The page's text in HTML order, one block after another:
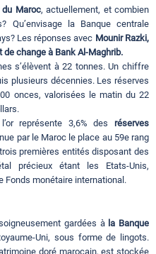
du Maroc, actuellement, et combien
Qu’envisage la Banque centrale
Les réponses avec Mounir Razki,
change à Bank Al-Maghrib.
s’élèvent à 22 tonnes. Un chiffre
plusieurs décennies. Les réserves
onces, valorisées le matin du 22
représente 3,6% des réserves
par le Maroc le place au 59e rang
premières entités disposant des
précieux étant les Etats-Unis,
Fonds monétaire international.
gardées à la Banque
Uni, sous forme de lingots.
doré marocain, est stockée